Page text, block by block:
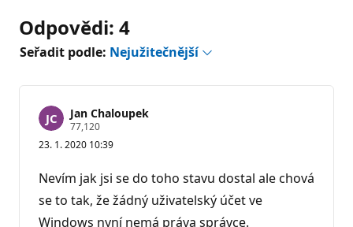
Odpovědi: 4
Seřadit podle: Nejužitečnější
Jan Chaloupek
77,120R
p
t
a
č
n
í
23. 1. 2020 10:39
Nevím jak jsi se do toho stavu dostal ale chová
se to tak, že žádný uživatelský účet ve
Windows nyní nemá práva správce.